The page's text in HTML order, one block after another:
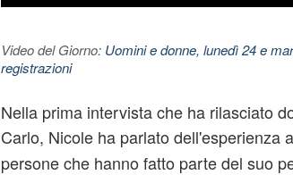
Video del Giorno: Uomini e donne, lunedì 24 e
registrazioni
Nella prima intervista che ha rilasciato
Carlo, Nicole ha parlato dell'esperienza a
persone che hanno fatto parte del suo